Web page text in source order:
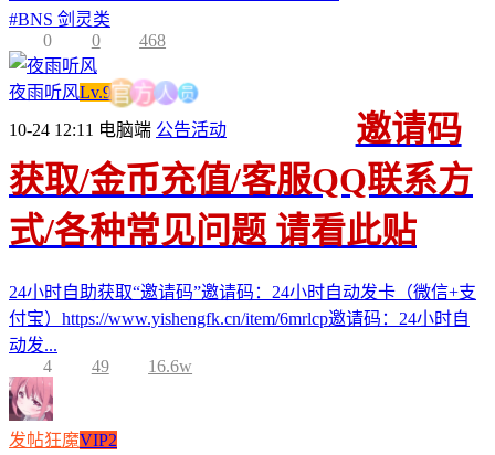
#BNS 剑灵类
0
0 468
夜雨听风Lv.9官 方人员
10-24 12:11 电脑端 公告活动
邀请码
获取/金币充值/客服QQ联系方
式/各种常见问题 请看此贴
24小时自助获取“邀请码”邀请码：24小时自动发卡（微信+支
付宝）https://www.yishengfk.cn/item/6mrlcp邀请码：24小时自
动发...
4
49 16.6w
发帖狂魔VIP2